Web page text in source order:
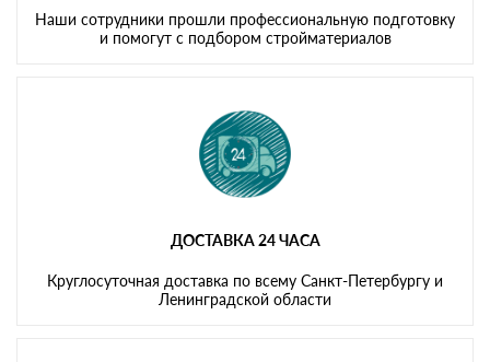
Наши сотрудники прошли профессиональную подготовку
и помогут с подбором стройматериалов
ДОСТАВКА 24 ЧАСА
Круглосуточная доставка по всему Санкт-Петербургу и
Ленинградской области